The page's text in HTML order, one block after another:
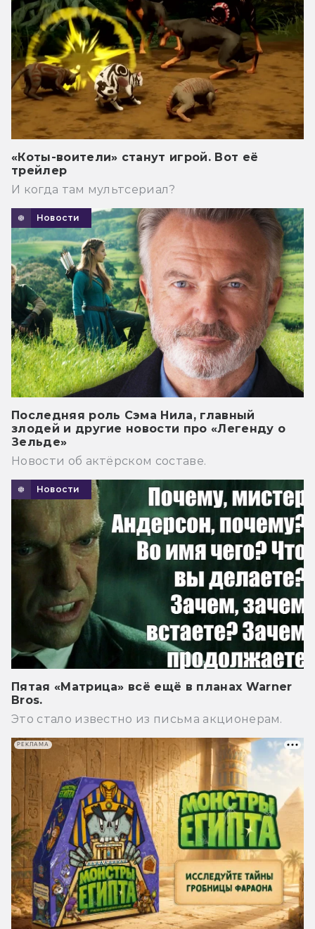
«Коты-воители» станут игрой. Вот её
трейлер
И когда там мультсериал?
Новости
Последняя роль Сэма Нила, главный
злодей и другие новости про «Легенду о
Зельде»
Новости об актёрском составе.
Новости
Пятая «Матрица» всё ещё в планах Warner
Bros.
Это стало известно из письма акционерам.
РЕКЛАМА